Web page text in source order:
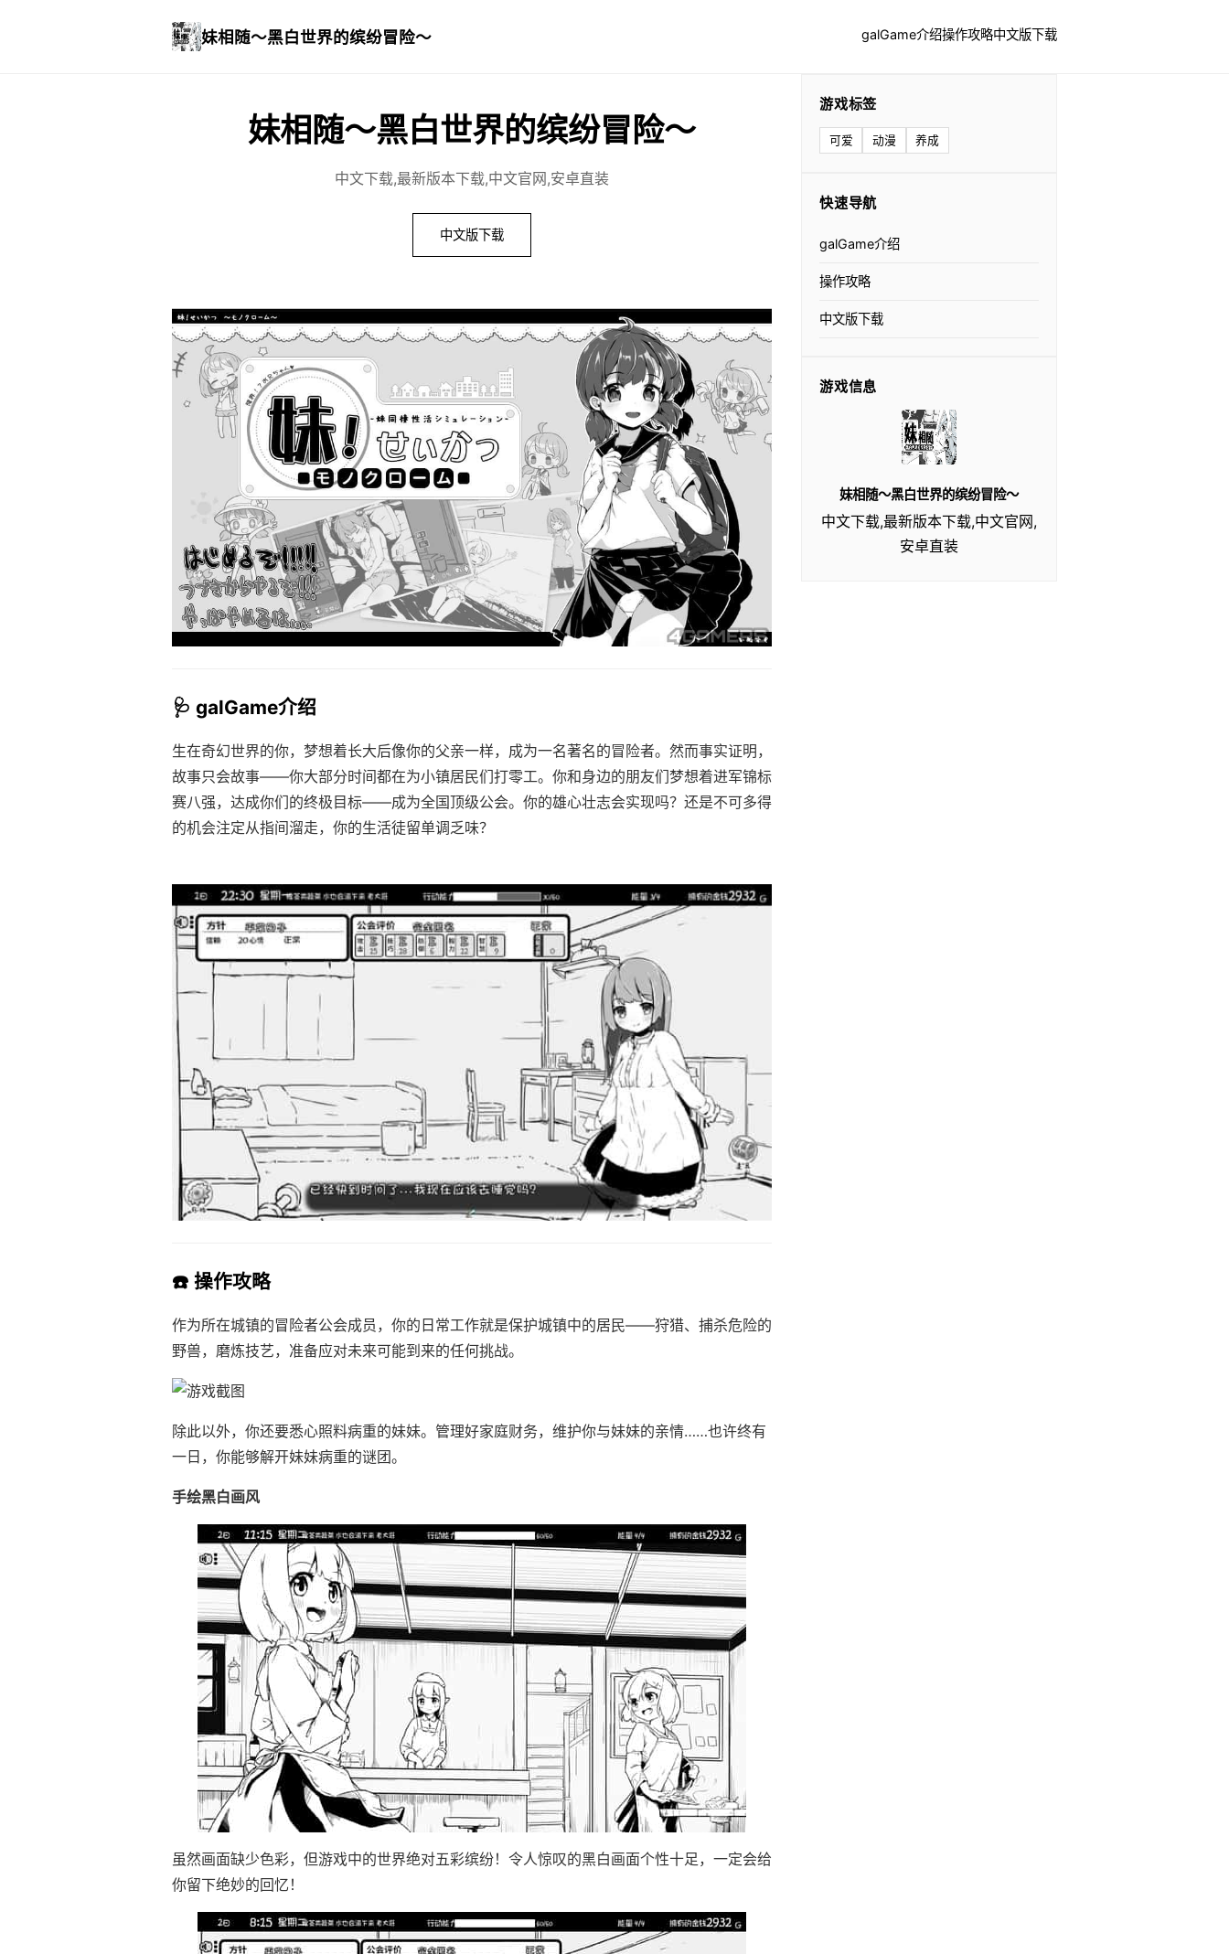
妹相随～黑白世界的缤纷冒险～ galGame介绍操作攻略中文版下载
妹相随～黑白世界的缤纷冒险～
中文下载,最新版本下载,中文官网,安卓直装
中文版下载
🩺 galGame介绍
生在奇幻世界的你，梦想着长大后像你的父亲一样，成为一名著名的冒险者。然而事实证明，
故事只会故事——你大部分时间都在为小镇居民们打零工。你和身边的朋友们梦想着进军锦标
赛八强，达成你们的终极目标——成为全国顶级公会。你的雄心壮志会实现吗？还是不可多得
的机会注定从指间溜走，你的生活徒留单调乏味？
☎️ 操作攻略
作为所在城镇的冒险者公会成员，你的日常工作就是保护城镇中的居民——狩猎、捕杀危险的
野兽，磨炼技艺，准备应对未来可能到来的任何挑战。
除此以外，你还要悉心照料病重的妹妹。管理好家庭财务，维护你与妹妹的亲情……也许终有
一日，你能够解开妹妹病重的谜团。
手绘黑白画风
虽然画面缺少色彩，但游戏中的世界绝对五彩缤纷！令人惊叹的黑白画面个性十足，一定会给
你留下绝妙的回忆！
游戏标签
可爱 动漫 养成
快速导航
galGame介绍
操作攻略
中文版下载
游戏信息
妹相随～黑白世界的缤纷冒险～
中文下载,最新版本下载,中文官网,
安卓直装